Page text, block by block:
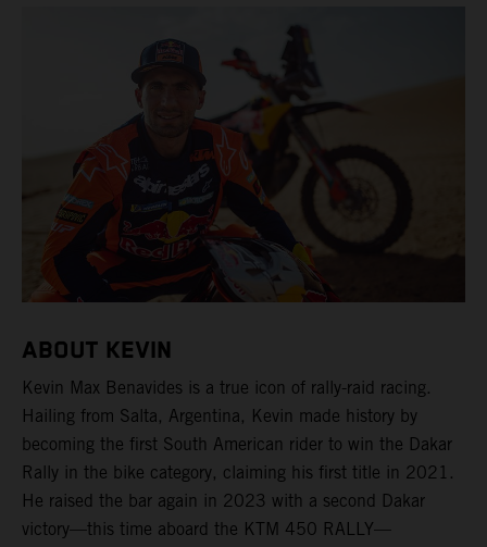
ABOUT KEVIN
Kevin Max Benavides is a true icon of rally-raid racing.
Hailing from Salta, Argentina, Kevin made history by
becoming the first South American rider to win the Dakar
Rally in the bike category, claiming his first title in 2021.
He raised the bar again in 2023 with a second Dakar
victory—this time aboard the KTM 450 RALLY—